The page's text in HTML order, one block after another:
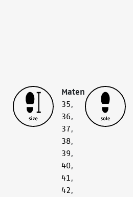
Maten
35,
36,
37,
38,
39,
40,
41,
42,